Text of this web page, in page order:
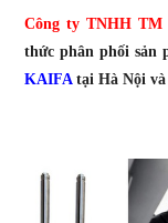
Công ty TNHH TM
thức phân phối sản
KAIFA tại Hà Nội